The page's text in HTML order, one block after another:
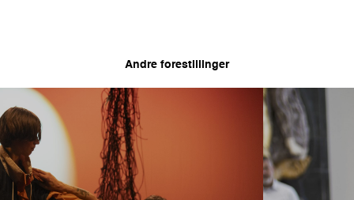
Andre forestillinger